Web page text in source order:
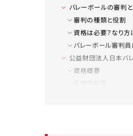
バレーボールの審判と
審判の種類と役割
資格は必要？なり方
バレーボール審判
公益財団法人日本バ
資格概要